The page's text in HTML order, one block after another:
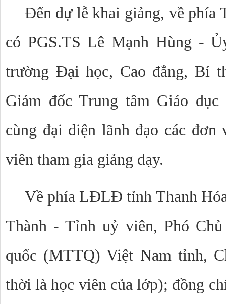
Đến dự lễ khai giảng, về phía
có PGS.TS Lê Mạnh Hùng -
trường Đại học, Cao đẳng, Bí
Giám đốc Trung tâm Giáo
cùng đại diện lãnh đạo các đơn
viên tham gia giảng dạy.
Về phía LĐLĐ tỉnh Thanh
Thành - Tỉnh uỷ viên, Phó
quốc (MTTQ) Việt Nam tỉnh,
thời là học viên của lớp); đồng